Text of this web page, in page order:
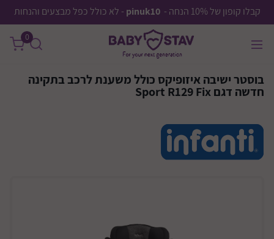
קבלו קופון של 10% הנחה - pinuk10 - לא כולל כפל מבצעים והנחות
0
בוסטר ישיבה איזופיקס כולל משענת לרכב בתקינה
חדשה דגם Sport R129 Fix